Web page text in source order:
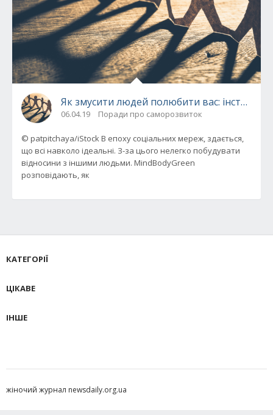
Як змусити людей полюбити вас:
06.04.19 Поради про саморозвиток
© patpitchaya/iStock В епоху соціальних мереж, здається,
що всі навколо ідеальні. З-за цього нелегко побудувати
відносини з іншими людьми. MindBodyGreen
розповідають, як
КАТЕГОРІЇ
ЦІКАВЕ
ІНШЕ
жіночий журнал newsdaily.org.ua